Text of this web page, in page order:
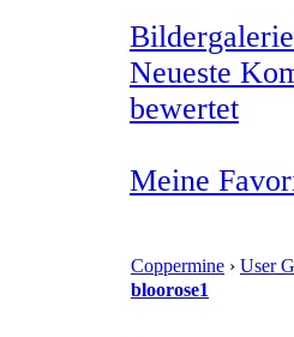
Neueste
bewertet
Meine
Coppermine › User
bloorose1